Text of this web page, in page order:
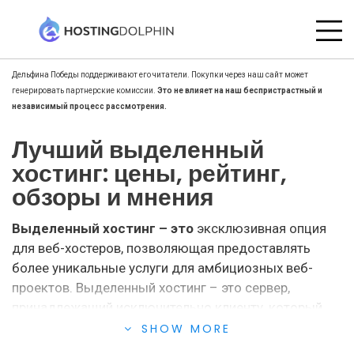
Дельфина Победы поддерживают его читатели. Покупки через наш сайт может
генерировать партнерские комиссии. Это не влияет на наш беспристрастный и
независимый процесс рассмотрения.
Лучший выделенный
хостинг: цены, рейтинг,
обзоры и мнения
Выделенный хостинг – это эксклюзивная опция
для веб-хостеров, позволяющая предоставлять
более уникальные услуги для амбициозных веб-
проектов. Выделенный хостинг – это сервер,
принадлежащий исключительно клиенту, который
приобретает его в рамках тарифных планов своего
SHOW MORE